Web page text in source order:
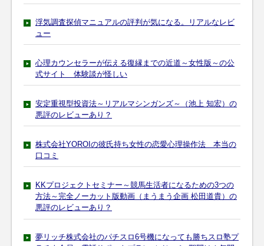
浮気調査探偵マニュアルの評判が気になる。リアルなレビ
ュー
心理カウンセラーが伝える復縁までの近道～女性版～の公
式サイト 体験談が怪しい
安定重視型投資法～リアルマシンガンズ～（池上 知宏）の
悪評のレビューあり？
株式会社YOROIの彼氏持ち女性の恋愛心理操作法 本当の
口コミ
KKプロジェクトセミナー～競馬生活者になるための3つの
方法～完全ノーカット版動画（まうまう企画 松田道貴）の
悪評のレビューあり？
夢リッチ株式会社のパチスロ6号機になっても勝ちスロ塾プ